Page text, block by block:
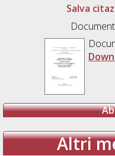
Salva
Altri